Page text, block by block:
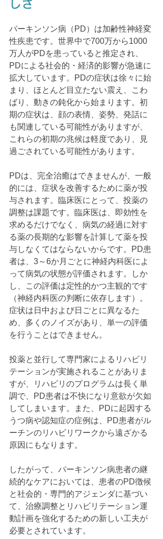
しさ
パーキンソン病（PD）は加齢性神経変
性疾患です。世界中で700万から1000
万人がPDを患っていると推定され、
PDによる社会的・経済的影響が急速に
拡大しています。PDの症状は徐々に始
まり、ほとんど目立たない震え、こわ
ばり、動きの鈍化から始まります。初
期の症状は、顔の表情、姿勢、発話に
も関連している可能性がありますが、
これらの初期の兆候は軽度であり、見
過ごされている可能性があります。
PDは、完全治癒はできませんが、一般
的には、症状を改善するために薬が投
与されます。臨床医にとって、投薬の
調整は課題です。臨床医は、即効性を
求めるだけでなく、病気の経過に対す
る薬の長期的な影響を計算して薬を投
与しなくてはならないからです。PD患
者は、3～6か月ごとに神経内科医によ
って病気の状態が評価されます。しか
し、この評価は定性的かつ主観的です
（神経内科医の判断に依存します）。
症状は日中および日ごとに異なるた
め、多くのノイズがあり、単一の評価
を行うことはできません。
投薬と並行して専門家によるリハビリ
テーションが実施されることがありま
すが、リハビリのプログラムは長く単
調で、PD患者は不快になり意欲が欠如
してしまいます。また、PDに起因する
うつ病や認知症の症例は、PD患者がル
ーチンのリハビリワークから遠ざかる
原因にもなります。
したがって、パーキンソン病患者の継
続的なケアにおいては、患者のPD徴候
と社会的・専門的アジェンダに基づい
て、治療調整とリハビリテーション運
動計画を強化するための新しい工夫が
必要とされています。